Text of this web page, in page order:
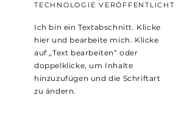
TECHNOLOGIE VERÖFFENTLICHT
Ich bin ein Textabschnitt. Klicke
hier und bearbeite mich. Klicke
auf „Text bearbeiten“ oder
doppelklicke, um Inhalte
hinzuzufügen und die Schriftart
zu ändern.